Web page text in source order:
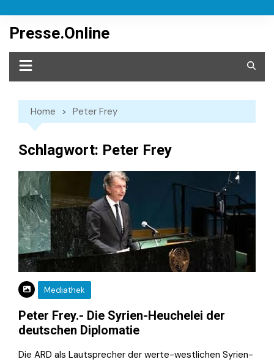
content
Presse.Online
Home Peter Frey
Schlagwort: Peter Frey
Mediathek
Peter Frey.- Die Syrien-Heuchelei der
deutschen Diplomatie
Die ARD als Lautsprecher der werte-westlichen Syrien-